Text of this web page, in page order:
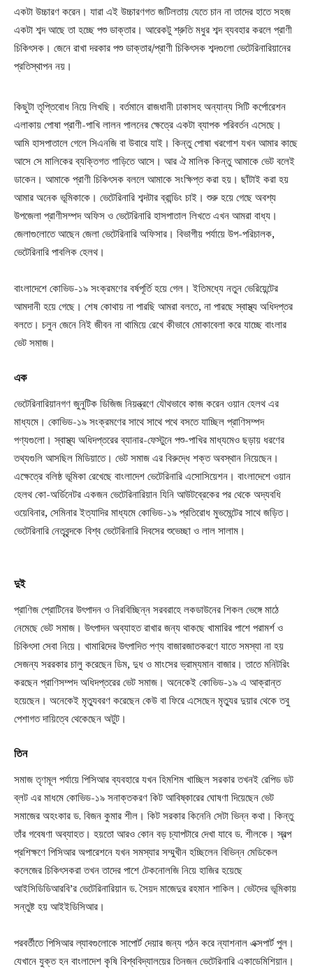
একটা উচ্চারণ করেন। যারা এই উচ্চারণগত জটিলতায় যেতে চান না তাদের হাতে সহজ
একটা শব্দ আছে তা হচ্ছে পশু ডাক্তার। আরেকটু শ্রুতি মধুর শব্দ ব্যবহার করলে প্রাণী
চিকিৎসক। জেনে রাখা দরকার পশু ডাক্তার/প্রাণী চিকিৎসক শব্দগুলো ভেটেরিনারিয়ানের
প্রতিস্থাপন নয়।
কিছুটা তৃপ্তিবোধ নিয়ে লিখছি। বর্তমানে রাজধানী ঢাকাসহ অন্যান্য সিটি কর্পোরেশন
এলাকায় পোষা প্রাণী-পাখি লালন পালনের ক্ষেত্রে একটা ব্যাপক পরিবর্তন এসেছে।
আমি হাসপাতালে গেলে সিএনজি বা উবারে যাই। কিন্তু পোষা খরগোশ যখন আমার কাছে
আসে সে মালিকের ব্যক্তিগত গাড়িতে আসে। আর ঐ মালিক কিন্তু আমাকে ভেট বলেই
ডাকেন। আমাকে প্রাণী চিকিৎসক বললে আমাকে সংক্ষিপ্ত করা হয়। ছাঁটাই করা হয়
আমার অনেক ভূমিকাকে। ভেটেরিনারি শব্দটার ব্রান্ডিং চাই। শুরু হয়ে গেছে অবশ্য
উপজেলা প্রাণীসম্পদ অফিস ও ভেটেরিনারি হাসপাতাল লিখতে এখন আমরা বাধ্য।
জেলাগুলোতে আছেন জেলা ভেটেরিনারি অফিসার। বিভাগীয় পর্যায়ে উপ-পরিচালক,
ভেটেরিনারি পাবলিক হেলথ।
বাংলাদেশে কোভিড-১৯ সংক্রমণের বর্ষপূর্তি হয়ে গেল। ইতিমধ্যে নতুন ভেরিয়েন্টের
আমদানী হয়ে গেছে। শেষ কোথায় না পারছি আমরা বলতে, না পারছে স্বাস্থ্য অধিদপ্তর
বলতে। চলুন জেনে নিই জীবন না থামিয়ে রেখে কীভাবে মোকাবেলা করে যাচ্ছে বাংলার
ভেট সমাজ।
এক
ভেটেরিনারিয়ানগণ জুনুটিক ডিজিজ নিয়ন্ত্রণে যৌথভাবে কাজ করেন ওয়ান হেলথ এর
মাধ্যমে। কোভিড-১৯ সংক্রমণের সাথে সাথে পথে বসতে যাচ্ছিল প্রাণিসম্পদ
পণ্যগুলো। স্বাস্থ্য অধিদপ্তরের ব্যানার-ফেস্টুনে পশু-পাখির মাধ্যমেও ছড়ায় ধরণের
তথ্যগুলি আসছিল মিডিয়াতে। ভেট সমাজ এর বিরুদ্ধে শক্ত অবস্থান নিয়েছেন।
এক্ষেত্রে বলিষ্ঠ ভূমিকা রেখেছে বাংলাদেশ ভেটেরিনারি এসোসিয়েশন। বাংলাদেশে ওয়ান
হেলথ কো-অর্ডিনেটর একজন ভেটেরিনারিয়ান যিনি আউটব্রেকের পর থেকে অদ্যবধি
ওয়েবিনার, সেমিনার ইত্যাদির মাধ্যমে কোভিড-১৯ প্রতিরোধ মুভমেন্টের সাথে জড়িত।
ভেটেরিনারি নেতৃবৃন্দকে বিশ্ব ভেটেরিনারি দিবসের শুভেচ্ছা ও লাল সালাম।
দুই
প্রাণিজ প্রোটিনের উৎপাদন ও নিরবিচ্ছিন্ন সরবরাহে লকডাউনের শিকল ভেঙ্গে মাঠে
নেমেছে ভেট সমাজ। উৎপাদন অব্যাহত রাখার জন্য থাকছে খামারির পাশে পরামর্শ ও
চিকিৎসা সেবা নিয়ে। খামারিদের উৎপাদিত পণ্য বাজারজাতকরণে যাতে সমস্যা না হয়
সেজন্য সররকার চালু করেছেন ডিম, দুধ ও মাংসের ভ্রাম্যমান বাজার। তাতে মনিটরিং
করছেন প্রাণিসম্পদ অধিদপ্তরের ভেট সমাজ। অনেকেই কোভিড-১৯ এ আক্রান্ত
হয়েছেন। অনেকেই মৃত্যুবরণ করেছেন কেউ বা ফিরে এসেছেন মৃত্যুর দুয়ার থেকে তবু
পেশাগত দায়িত্বে থেকেছেন অটুট।
তিন
সমাজ তৃণমূল পর্যায়ে পিসিআর ব্যবহারে যখন হিমশিম খাচ্ছিল সরকার তখনই রেপিড ডট
ব্লট এর মাধমে কোভিড-১৯ সনাক্তকরণ কিট আবিষ্কারের ঘোষণা দিয়েছেন ভেট
সমাজের অহংকার ড. বিজন কুমার শীল। কিট সরকার কিনেনি সেটা ভিন্ন কথা। কিন্তু
তাঁর গবেষণা অব্যাহত। হয়তো আরও কোন বড় চ্যাপটারে দেখা যাবে ড. শীলকে। স্বল্প
প্রশিক্ষণে পিসিআর অপারেশনে যখন সমস্যার সম্মুখীন হচ্ছিলেন বিভিন্ন মেডিকেল
কলেজের চিকিৎসকরা তখন তাদের পাশে টেকনোলজি নিয়ে হাজির হয়েছে
আইসিডিডিআরবি’র ভেটেরিনারিয়ান ড. সৈয়দ মাজেদুর রহমান শাকিল। ভেটদের ভূমিকায়
সন্তুষ্ট হয় আইইডিসিআর।
পরবর্তীতে পিসিআর ল্যাবগুলোকে সাপোর্ট দেয়ার জন্য গঠন করে ন্যাশনাল এক্সপার্ট পুল।
যেখানে যুক্ত হন বাংলাদেশ কৃষি বিশ্ববিদ্যালয়ের তিনজন ভেটেরিনারি একাডেমিশিয়ান।